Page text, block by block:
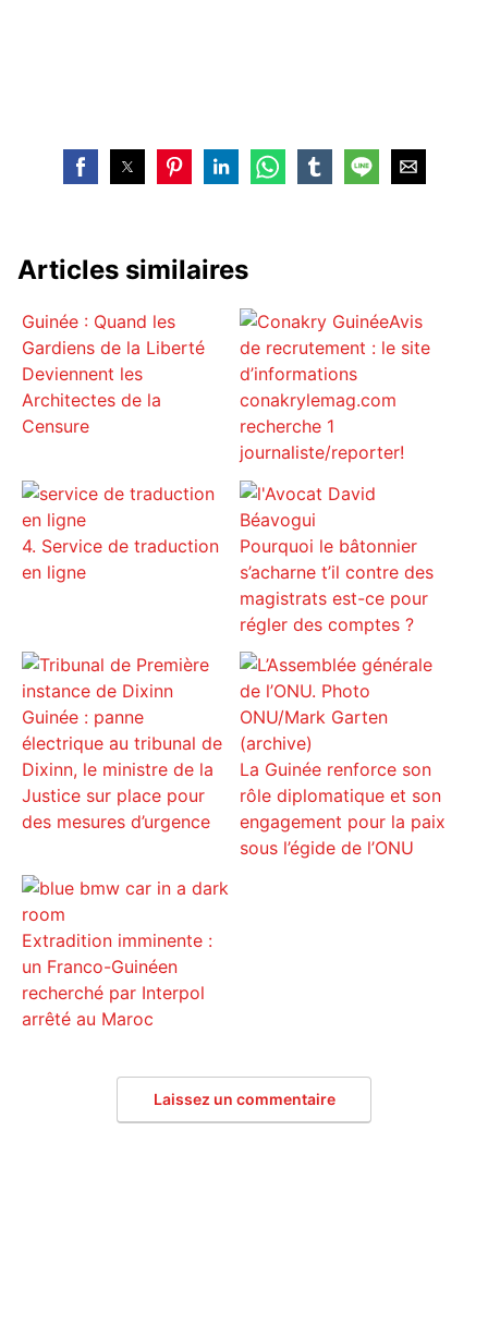
Articles similaires
Guinée : Quand les
Gardiens de la Liberté
Deviennent les
Architectes de la
Censure
Avis
de recrutement : le site
d’informations
conakrylemag.com
recherche 1
journaliste/reporter!
4. Service de traduction
en ligne
Pourquoi le bâtonnier
s’acharne t’il contre des
magistrats est-ce pour
régler des comptes ?
Guinée : panne
électrique au tribunal de
Dixinn, le ministre de la
Justice sur place pour
des mesures d’urgence
La Guinée renforce son
rôle diplomatique et son
engagement pour la paix
sous l’égide de l’ONU
Extradition imminente :
un Franco-Guinéen
recherché par Interpol
arrêté au Maroc
Laissez un commentaire